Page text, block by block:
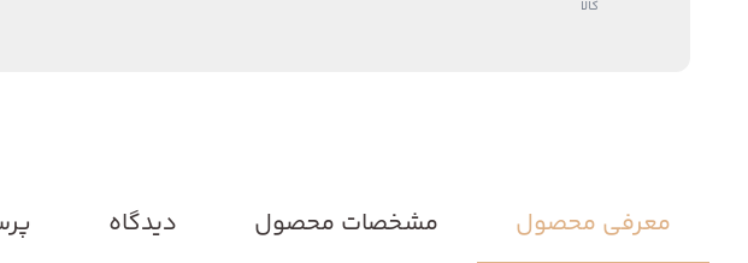
کالا
معرفی محصول مشخصات محصول دیدگاه